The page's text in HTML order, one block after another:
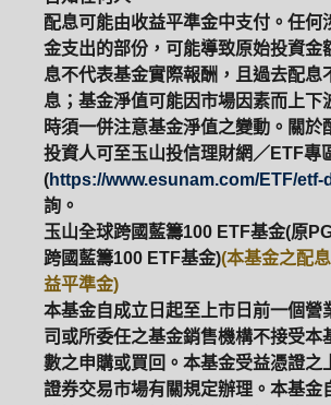
配息可能由收益平準金中支付。任何
金支出的部份，可能導致原始投資金
息不代表基金實際報酬，且過去配息
息；基金淨值可能因市場因素而上下
時須一併注意基金淨值之變動。關於
投資人可至玉山投信理財網／ETF專
(https://www.esunam.com/ETF/
詢。
玉山全球跨國藍籌100 ETF基金(原
跨國藍籌100 ETF基金)(本基金之配
益平準金)
本基金自成立日起至上市日前一個營
司或所委任之基金銷售機構不接受本
數之申購或買回。本基金受益憑證之
證券交易市場有關規定辦理。本基金